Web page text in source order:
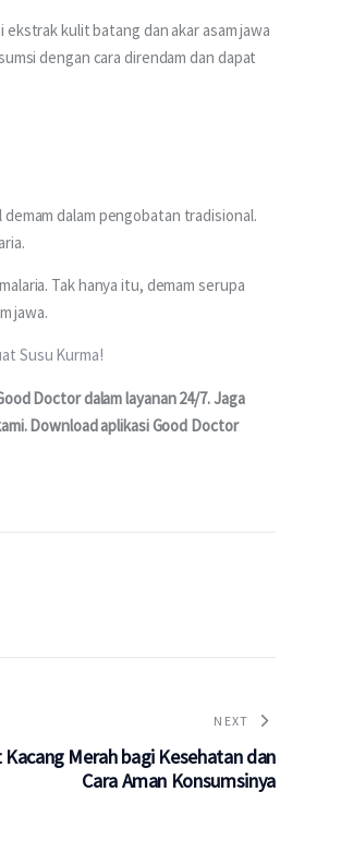
kulit batang dan akar asam jawa
dengan cara direndam dan dapat
dalam pengobatan tradisional.
Tak hanya itu, demam serupa
jawa.
Susu Kurma!
Doctor dalam layanan 24/7. Jaga
Download aplikasi Good Doctor
NEXT
Merah bagi Kesehatan dan
Cara Aman Konsumsinya